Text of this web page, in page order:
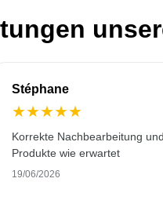
Stéphane
★★★★★
Korrekte Nachbearbeitung und
Produkte wie erwartet
19/06/2026